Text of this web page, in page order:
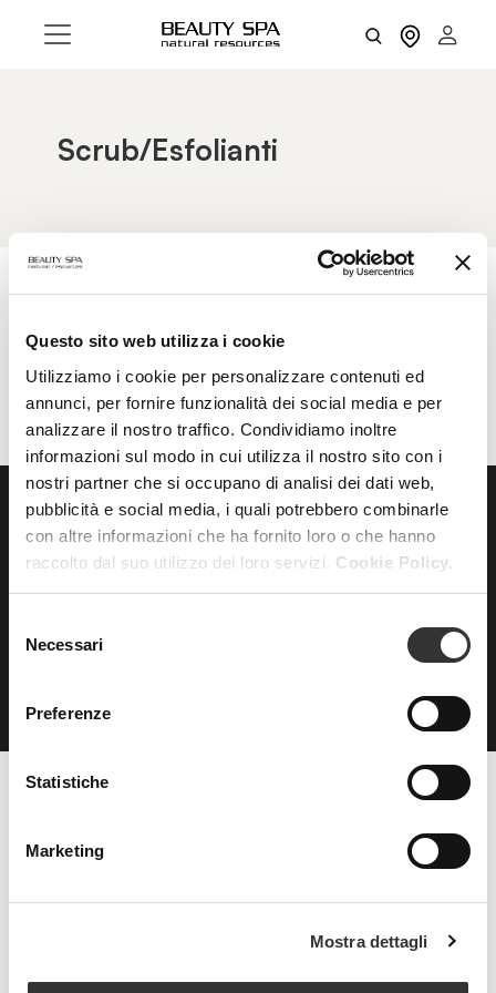
Questo sito web utilizza i cookie
Utilizziamo i cookie per personalizzare contenuti ed
annunci, per fornire funzionalità dei social media e per
analizzare il nostro traffico. Condividiamo inoltre
informazioni sul modo in cui utilizza il nostro sito con i
nostri partner che si occupano di analisi dei dati web,
pubblicità e social media, i quali potrebbero combinarle
con altre informazioni che ha fornito loro o che hanno
raccolto dal suo utilizzo dei loro servizi. Cookie Policy.
delNecessari
Preferenze
Statistiche
Marketing
Mostra dettagli
Scrub/Esfolianti
FILTRI
ISCRIVITIalla nostra
NEWSLETTER
Parma | Italy